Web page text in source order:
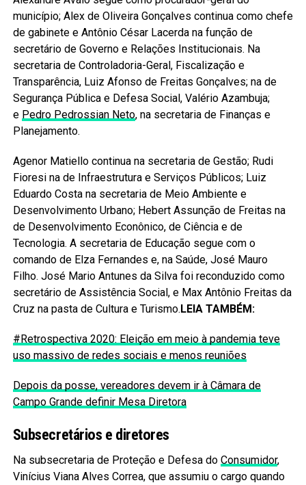
município; Alex de Oliveira Gonçalves continua como chefe
de gabinete e Antônio César Lacerda na função de
secretário de Governo e Relações Institucionais. Na
secretaria de Controladoria-Geral, Fiscalização e
Transparência, Luiz Afonso de Freitas Gonçalves; na de
Segurança Pública e Defesa Social, Valério Azambuja;
e Pedro Pedrossian Neto, na secretaria de Finanças e
Planejamento.
Agenor Matiello continua na secretaria de Gestão; Rudi
Fioresi na de Infraestrutura e Serviços Públicos; Luiz
Eduardo Costa na secretaria de Meio Ambiente e
Desenvolvimento Urbano; Hebert Assunção de Freitas na
de Desenvolvimento Econônico, de Ciência e de
Tecnologia. A secretaria de Educação segue com o
comando de Elza Fernandes e, na Saúde, José Mauro
Filho. José Mario Antunes da Silva foi reconduzido como
secretário de Assistência Social, e Max Antônio Freitas da
Cruz na pasta de Cultura e Turismo.LEIA TAMBÉM:
#Retrospectiva 2020: Eleição em meio à pandemia teve
uso massivo de redes sociais e menos reuniões
Depois da posse, vereadores devem ir à Câmara de
Campo Grande definir Mesa Diretora
Subsecretários e diretores
Na subsecretaria de Proteção e Defesa do Consumidor,
Vinícius Viana Alves Correa, que assumiu o cargo quando